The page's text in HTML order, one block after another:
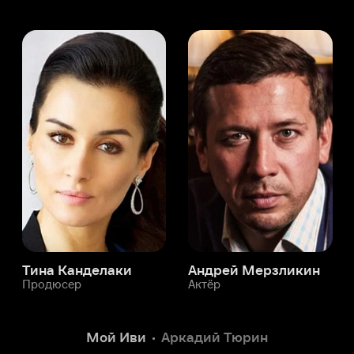
Канделаки Андрей Мерзликин
Актёр Актёр
Мой Иви Аркадий Тюрин
Служба поддержки